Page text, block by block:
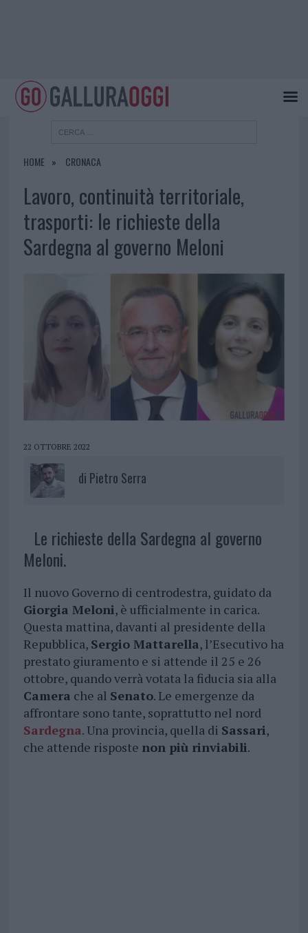
HOME CRONACA
Lavoro, continuità territoriale,
trasporti: le richieste della
Sardegna al governo Meloni
22 OTTOBRE 2022
di Pietro Serra
Le richieste della Sardegna al governo
Meloni.
Il nuovo Governo di centrodestra, guidato da
Giorgia Meloni, è ufficialmente in carica.
Questa mattina, davanti al presidente della
Repubblica, Sergio Mattarella, l’Esecutivo ha
prestato giuramento e si attende il 25 e 26
ottobre, quando verrà votata la fiducia sia alla
Camera che al Senato. Le emergenze da
affrontare sono tante, soprattutto nel nord
Sardegna. Una provincia, quella di Sassari,
che attende risposte non più rinviabili.